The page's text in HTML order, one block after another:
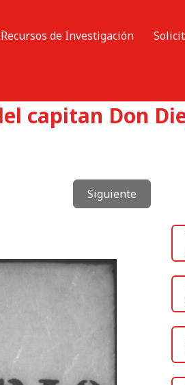
Recursos de Investigación
capitan Don
Siguiente